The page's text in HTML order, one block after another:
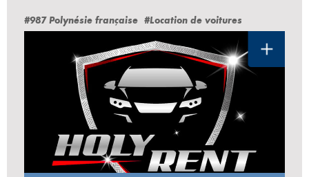
#987 Polynésie française #Location de voitures